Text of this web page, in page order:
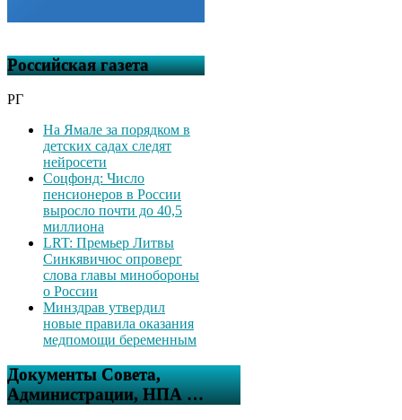
Российская газета
РГ
На Ямале за порядком в
детских садах следят
нейросети
Соцфонд: Число
пенсионеров в России
выросло почти до 40,5
миллиона
LRT: Премьер Литвы
Синкявичюс опроверг
слова главы минобороны
о России
Минздрав утвердил
новые правила оказания
медпомощи беременным
Документы Совета,
Администрации, НПА …